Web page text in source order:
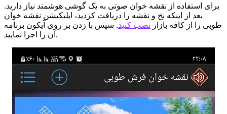
برای استفاده از نقشه خوان صوتی به یک گوشی هوشمند نیاز دارید.
بعد از اینکه نخ و نقشه را دریافت کردید، اپلیکیشن نقشه خوان
طوبی را از کافه بازار نصب کنید. سپس با زدن بر روی آیکون برنامه
آن را اجرا نمایید.